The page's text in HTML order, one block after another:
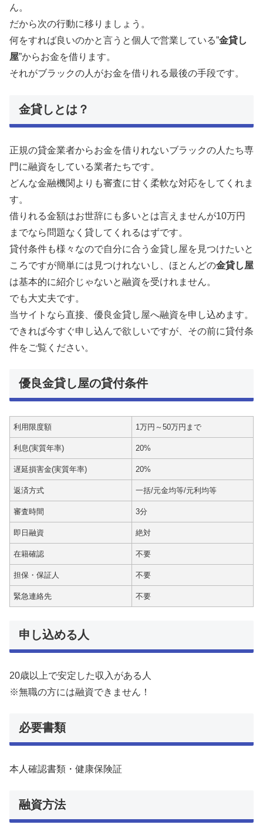
ん。
だから次の行動に移りましょう。
何をすれば良いのかと言うと個人で営業している”金貸し
屋”からお金を借ります。
それがブラックの人がお金を借りれる最後の手段です。
金貸しとは？
正規の貸金業者からお金を借りれないブラックの人たち専
門に融資をしている業者たちです。
どんな金融機関よりも審査に甘く柔軟な対応をしてくれま
す。
借りれる金額はお世辞にも多いとは言えませんが10万円
までなら問題なく貸してくれるはずです。
貸付条件も様々なので自分に合う金貸し屋を見つけたいと
ころですが簡単には見つけれないし、ほとんどの金貸し屋
は基本的に紹介じゃないと融資を受けれません。
でも大丈夫です。
当サイトなら直接、優良金貸し屋へ融資を申し込めます。
できれば今すぐ申し込んで欲しいですが、その前に貸付条
件をご覧ください。
優良金貸し屋の貸付条件
利用限度額 1万円～50万円まで
利息(実質年率) 20%
遅延損害金(実質年率) 20%
返済方式 一括/元金均等/元利均等
審査時間 3分
即日融資 絶対
在籍確認 不要
担保・保証人 不要
緊急連絡先 不要
申し込める人
20歳以上で安定した収入がある人
※無職の方には融資できません！
必要書類
本人確認書類・健康保険証
融資方法